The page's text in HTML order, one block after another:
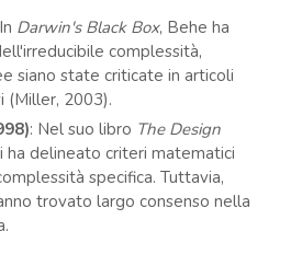
Darwin's Black Box, Behe ha
complessità,
siano state criticate in articoli
(Miller, 2003).
: Nel suo libro The Design
ha delineato criteri matematici
specifica. Tuttavia,
trovato largo consenso nella